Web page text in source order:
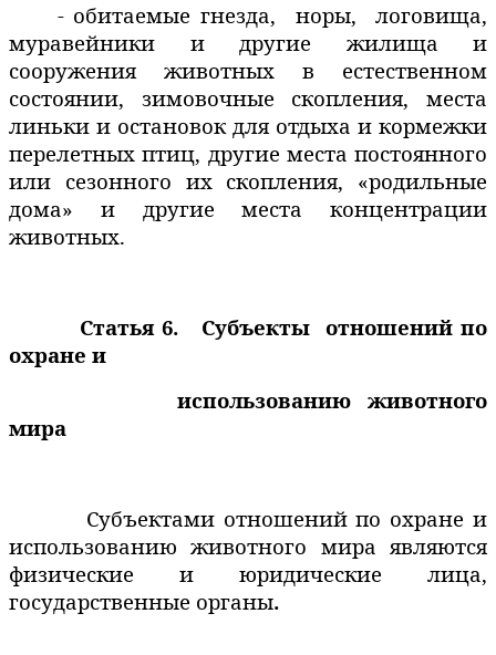
- обитаемые гнезда,
норы,
логовища,
муравейники и другие жилища и
сооружения животных в естественном
состоянии, зимовочные скопления, места
линьки и остановок для отдыха и кормежки
перелетных птиц, другие места постоянного
или сезонного их скопления, «родильные
дома» и другие места концентрации
животных.
Статья 6. Субъекты отношений по
охране и
использованию
животного
мира
Субъектами отношений по охране и
использованию животного мира являются
физические и юридические лица,
государственные органы.